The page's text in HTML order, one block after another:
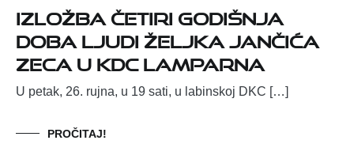
IZLOŽBA ČETIRI GODIŠNJA
DOBA LJUDI ŽELJKA JANČIĆA
ZECA U KDC LAMPARNA
U petak, 26. rujna, u 19 sati, u labinskoj DKC […]
PROČITAJ!